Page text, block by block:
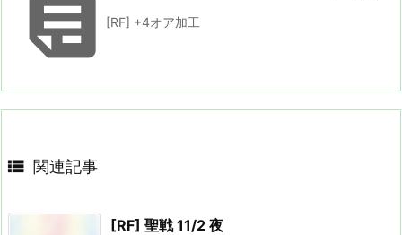
[RF] +4オア加工
 関連記事
[RF] 聖戦 11/2 夜